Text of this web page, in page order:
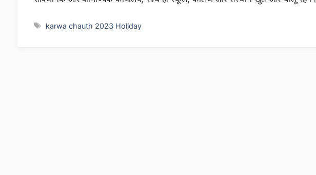
Tags
karwa chauth 2023 Holiday